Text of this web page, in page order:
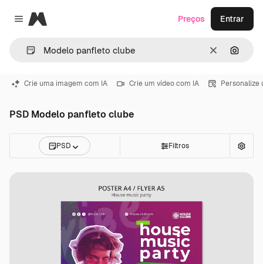
Close menu
Magnific
Limpar
Preços Entrar
Crie uma imagem com IA Crie um vídeo com IA Personalize
PSD Modelo panfleto clube
PSD Filtros